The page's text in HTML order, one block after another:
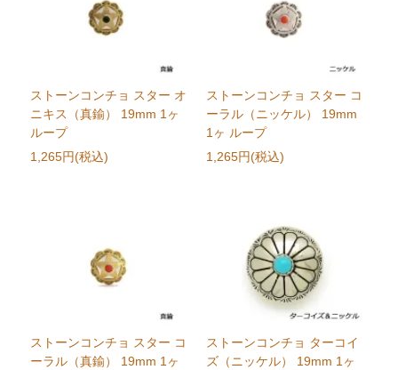
ストーンコンチョ スター オ
ニキス（真鍮） 19mm 1ヶ
ループ
1,265円(税込)
ストーンコンチョ スター コ
ーラル（ニッケル） 19mm
1ヶ ループ
1,265円(税込)
ストーンコンチョ スター コ
ーラル（真鍮） 19mm 1ヶ
ストーンコンチョ ターコイ
ズ（ニッケル） 19mm 1ヶ